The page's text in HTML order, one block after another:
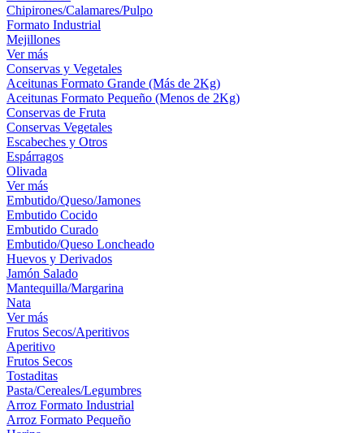
Chipirones/Calamares/Pulpo
Formato Industrial
Mejillones
Ver más
Conservas y Vegetales
Aceitunas Formato Grande (Más de 2Kg)
Aceitunas Formato Pequeño (Menos de 2Kg)
Conservas de Fruta
Conservas Vegetales
Escabeches y Otros
Espárragos
Olivada
Ver más
Embutido/Queso/Jamones
Embutido Cocido
Embutido Curado
Embutido/Queso Loncheado
Huevos y Derivados
Jamón Salado
Mantequilla/Margarina
Nata
Ver más
Frutos Secos/Aperitivos
Aperitivo
Frutos Secos
Tostaditas
Pasta/Cereales/Legumbres
Arroz Formato Industrial
Arroz Formato Pequeño